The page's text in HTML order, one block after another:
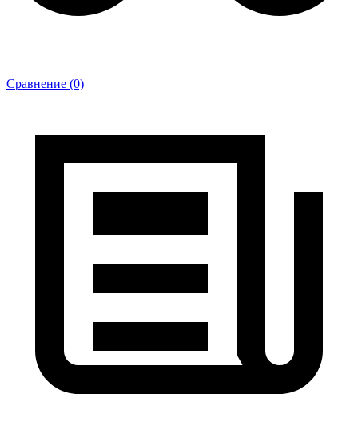
Сравнение (0)